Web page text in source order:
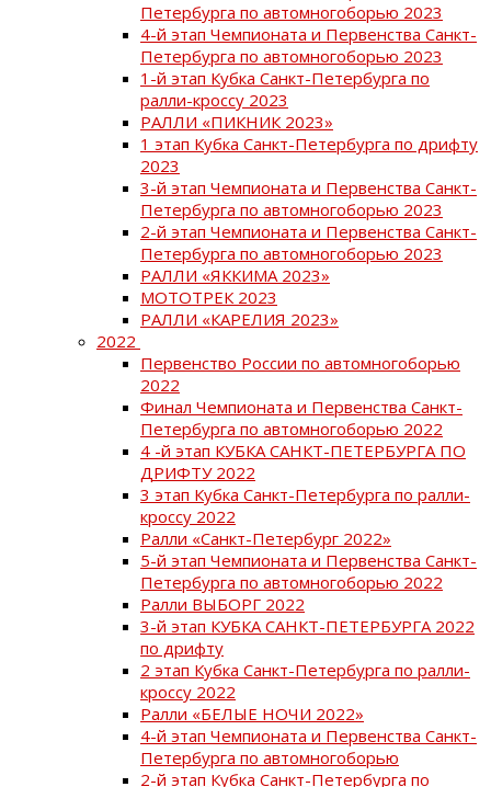
Петербурга по автомногоборью 2023
4-й этап Чемпионата и Первенства Санкт-
Петербурга по автомногоборью 2023
1-й этап Кубка Санкт-Петербурга по
ралли-кроссу 2023
РАЛЛИ «ПИКНИК 2023»
1 этап Кубка Санкт-Петербурга по дрифту
2023
3-й этап Чемпионата и Первенства Санкт-
Петербурга по автомногоборью 2023
2-й этап Чемпионата и Первенства Санкт-
Петербурга по автомногоборью 2023
РАЛЛИ «ЯККИМА 2023»
МОТОТРЕК 2023
РАЛЛИ «КАРЕЛИЯ 2023»
2022
Первенство России по автомногоборью
2022
Финал Чемпионата и Первенства Санкт-
Петербурга по автомногоборью 2022
4 -й этап КУБКА САНКТ-ПЕТЕРБУРГА ПО
ДРИФТУ 2022
3 этап Кубка Санкт-Петербурга по ралли-
кроссу 2022
Ралли «Санкт-Петербург 2022»
5-й этап Чемпионата и Первенства Санкт-
Петербурга по автомногоборью 2022
Ралли ВЫБОРГ 2022
3-й этап КУБКА САНКТ-ПЕТЕРБУРГА 2022
по дрифту
2 этап Кубка Санкт-Петербурга по ралли-
кроссу 2022
Ралли «БЕЛЫЕ НОЧИ 2022»
4-й этап Чемпионата и Первенства Санкт-
Петербурга по автомногоборью
2-й этап Кубка Санкт-Петербурга по